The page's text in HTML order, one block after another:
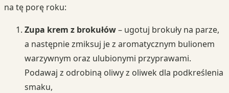
na tę porę roku:
Zupa krem z brokułów– ugotuj brokuły na parze,
a następnie zmiksuj je z aromatycznym bulionem
warzywnym oraz ulubionymi przyprawami.
Podawaj z odrobiną oliwy z oliwek dla podkreślenia
smaku,